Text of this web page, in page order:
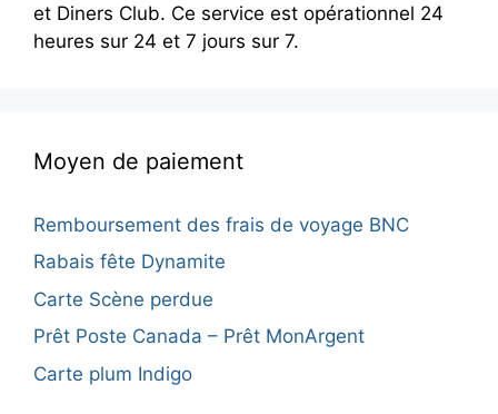
et Diners Club. Ce service est opérationnel 24
heures sur 24 et 7 jours sur 7.
Moyen de paiement
Remboursement des frais de voyage BNC
Rabais fête Dynamite
Carte Scène perdue
Prêt Poste Canada – Prêt MonArgent
Carte plum Indigo